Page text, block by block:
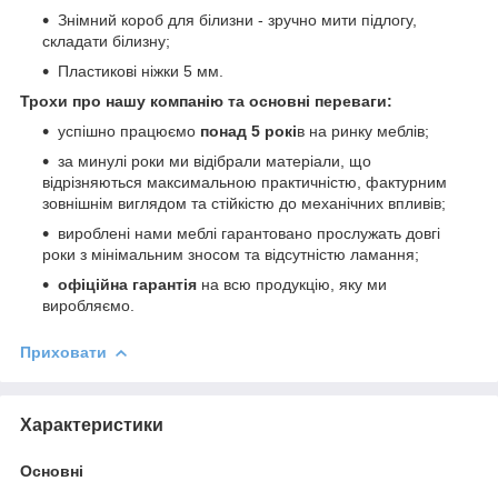
Знімний короб для білизни - зручно мити підлогу,
складати білизну;
Пластикові ніжки 5 мм.
Трохи про нашу компанію та основні переваги:
успішно працюємо понад 5 років на ринку меблів;
за минулі роки ми відібрали матеріали, що
відрізняються максимальною практичністю, фактурним
зовнішнім виглядом та стійкістю до механічних впливів;
вироблені нами меблі гарантовано прослужать довгі
роки з мінімальним зносом та відсутністю ламання;
офіційна гарантія на всю продукцію, яку ми
виробляємо.
Приховати
Характеристики
Основні